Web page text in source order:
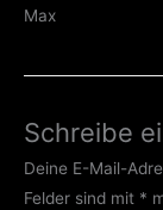
Max
Schreibe
Deine E-Mail-
Felder sind mit *